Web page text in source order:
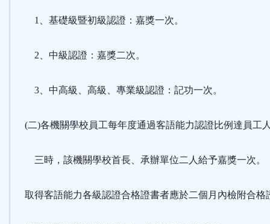
1、基礎級暨初級認證：嘉獎一次。
2、中級認證：嘉獎二次。
3、中高級、高級、專業級認證：記功一次。
(二)各機關學校員工每年度通過客語能力認證比例達員工
三時，該機關學校首長、承辦單位二人給予嘉獎一次。
取得客語能力各級認證合格證書者應於二個月內檢附合格